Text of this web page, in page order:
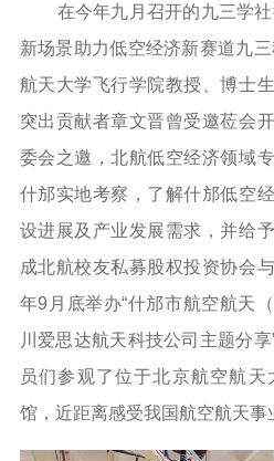
在今年九月召开的九三学
新场景助力低空经济新赛道九
航天大学飞行学院教授、博士
突出贡献者章文晋曾受邀莅会
委会之邀，北航低空经济领域
什邡实地考察，了解什邡低空
设进展及产业发展需求，并给
成北航校友私募股权投资协会
年9月底举办“什邡市航空航天
川爱思达航天科技公司主题分
员们参观了位于北京航空航
馆，近距离感受我国航空航天事